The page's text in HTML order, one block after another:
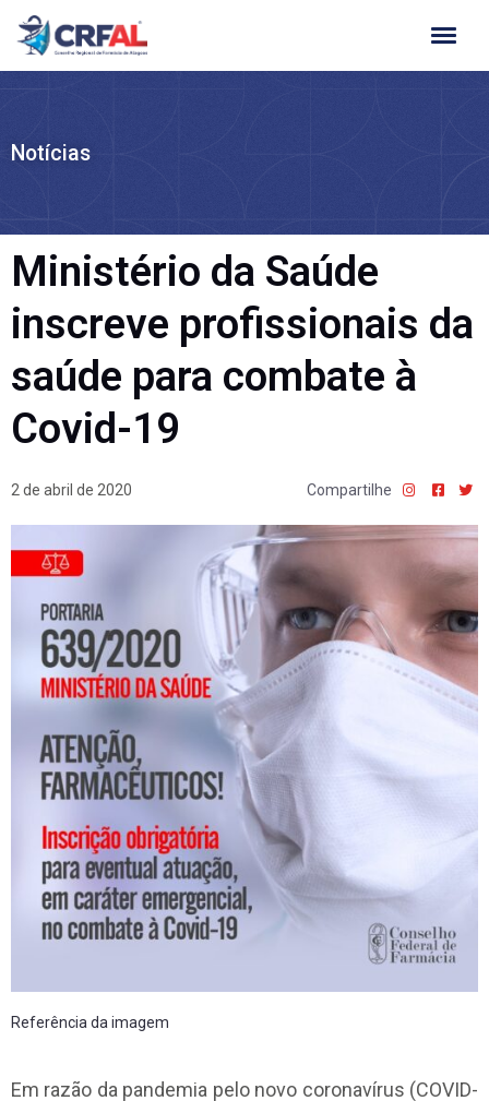
Ir
para
Notícias
Ministério da Saúde
inscreve profissionais da
saúde para combate à
Covid-19
2 de abril de 2020 Compartilhe
Referência da imagem
Em razão da pandemia pelo novo coronavírus (COVID-